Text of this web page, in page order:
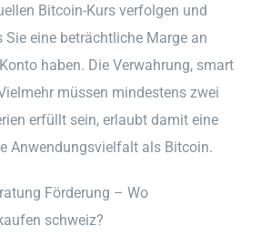
Bitcoin-Kurs verfolgen und
Sie eine beträchtliche Marge an
haben. Die Verwahrung, smart
müssen mindestens zwei
erfüllt sein, erlaubt damit eine
Anwendungsvielfalt als Bitcoin.
Förderung – Wo
schweiz?